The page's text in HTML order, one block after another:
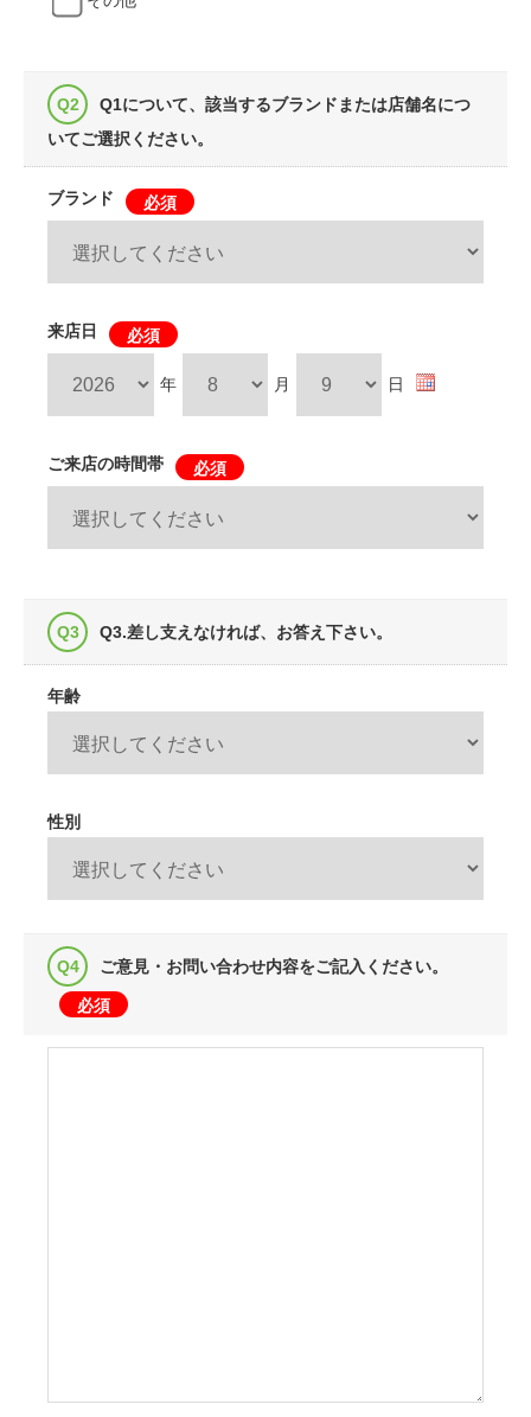
Q1について、該当するブランドまたは店舗名につ
いてご選択ください。
ブランド 必須
来店日 必須
年 月 日
ご来店の時間帯 必須
Q3.差し支えなければ、お答え下さい。
年齢
性別
ご意見・お問い合わせ内容をご記入ください。
必須